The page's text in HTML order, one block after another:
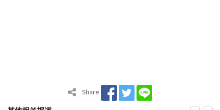
Share